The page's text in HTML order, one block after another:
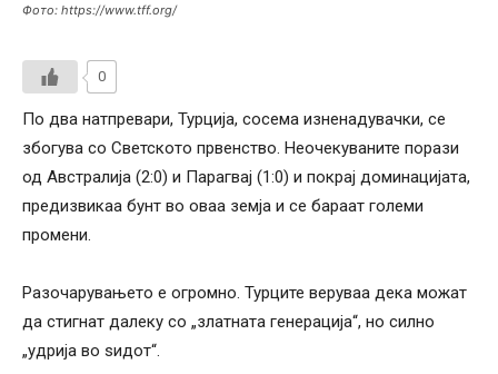
Фото: https://www.tff.org/
0
По два натпревари, Турција, сосема изненадувачки, се
збогува со Светското првенство. Неочекуваните порази
од Австралија (2:0) и Парагвај (1:0) и покрај доминацијата,
предизвикаа бунт во оваа земја и се бараат големи
промени.
Разочарувањето е огромно. Турците веруваа дека можат
да стигнат далеку со „златната генерација“, но силно
„удрија во ѕидот“.